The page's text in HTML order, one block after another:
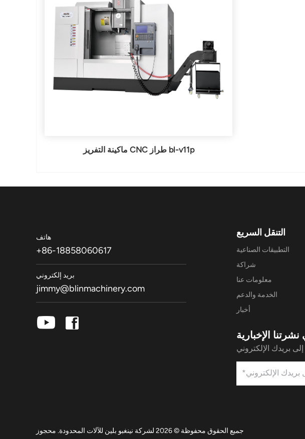
ماكينة التفريز CNC طراز bl-v11p
هاتف
+86-18858060617
بريد إلكتروني
jimmy@blinmachinery.com
التنقل السريع
التطبيقات الصناعية
شراكة
معلومات عنا
الخدمة والدعم
أخبار
الإخبارية
جميع الحقوق محفوظة © 2026 لشركة نينغبو بلين للآلات المحدودة. محجوز